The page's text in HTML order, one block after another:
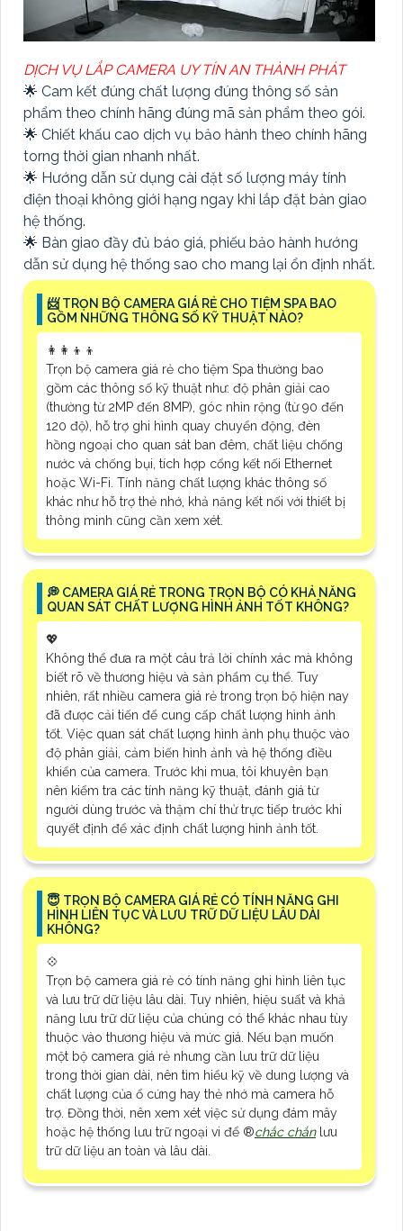
DỊCH VỤ LẮP CAMERA UY TÍN AN THÀNH PHÁT
🌟 Cam kết đúng chất lượng đúng thông số sản
phẩm theo chính hãng đúng mã sản phẩm theo gói.
🌟 Chiết khấu cao dịch vụ bảo hành theo chính hãng
torng thời gian nhanh nhất.
🌟 Hướng dẫn sử dụng cài đặt số lượng máy tính
điện thoại không giới hạng ngay khi lắp đặt bàn giao
hệ thống.
🌟 Bàn giao đầy đủ báo giá, phiếu bảo hành hướng
dẫn sử dụng hệ thống sao cho mang lại ổn định nhất.
📨 TRỌN BỘ CAMERA GIÁ RẺ CHO TIỆM SPA BAO
GỒM NHỮNG THÔNG SỐ KỸ THUẬT NÀO?
👩‍👩‍👦‍👦
Trọn bộ camera giá rẻ cho tiệm Spa thường bao
gồm các thông số kỹ thuật như: độ phân giải cao
(thường từ 2MP đến 8MP), góc nhìn rộng (từ 90 đến
120 độ), hỗ trợ ghi hình quay chuyển động, đèn
hồng ngoại cho quan sát ban đêm, chất liệu chống
nước và chống bụi, tích hợp cổng kết nối Ethernet
hoặc Wi-Fi. Tính năng chất lượng khác thông số
khác như hỗ trợ thẻ nhớ, khả năng kết nối với thiết bị
thông minh cũng cần xem xét.
️💭 CAMERA GIÁ RẺ TRONG TRỌN BỘ CÓ KHẢ NĂNG
QUAN SÁT CHẤT LƯỢNG HÌNH ẢNH TỐT KHÔNG?
💖
Không thể đưa ra một câu trả lời chính xác mà không
biết rõ về thương hiệu và sản phẩm cụ thể. Tuy
nhiên, rất nhiều camera giá rẻ trong trọn bộ hiện nay
đã được cải tiến để cung cấp chất lượng hình ảnh
tốt. Việc quan sát chất lượng hình ảnh phụ thuộc vào
độ phân giải, cảm biến hình ảnh và hệ thống điều
khiển của camera. Trước khi mua, tôi khuyên bạn
nên kiểm tra các tính năng kỹ thuật, đánh giá từ
người dùng trước và thậm chí thử trực tiếp trước khi
quyết định để xác định chất lượng hình ảnh tốt.
😇 TRỌN BỘ CAMERA GIÁ RẺ CÓ TÍNH NĂNG GHI
HÌNH LIÊN TỤC VÀ LƯU TRỮ DỮ LIỆU LÂU DÀI
KHÔNG?
💠
Trọn bộ camera giá rẻ có tính năng ghi hình liên tục
và lưu trữ dữ liệu lâu dài. Tuy nhiên, hiệu suất và khả
năng lưu trữ dữ liệu của chúng có thể khác nhau tùy
thuộc vào thương hiệu và mức giá. Nếu bạn muốn
một bộ camera giá rẻ nhưng cần lưu trữ dữ liệu
trong thời gian dài, nên tìm hiểu kỹ về dung lượng và
chất lượng của ổ cứng hay thẻ nhớ mà camera hỗ
trợ. Đồng thời, nên xem xét việc sử dụng đám mây
hoặc hệ thống lưu trữ ngoại vi để ®️chắc chắnlưu
trữ dữ liệu an toàn và lâu dài.